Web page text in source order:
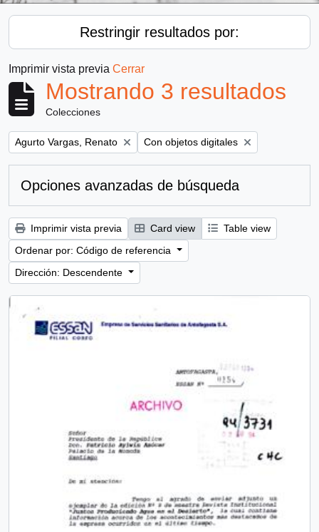
Restringir resultados por:
Imprimir vista previa Cerrar
Mostrando 3 resultados
Colecciones
Remove filter:
Agurto Vargas, Renato Remove filter:
Con objetos digitales
Opciones avanzadas de búsqueda
Imprimir vista previa Card view
Table view
Ordenar por: Código de referencia
Dirección: Descendente